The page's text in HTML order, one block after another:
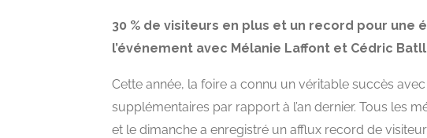
30 % de visiteurs en plus et un record pour une
l’événement avec Mélanie Laffont et Cédric
Cette année, la foire a connu un véritable succès
supplémentaires par rapport à l’an dernier. Tous les
et le dimanche a enregistré un afflux record de